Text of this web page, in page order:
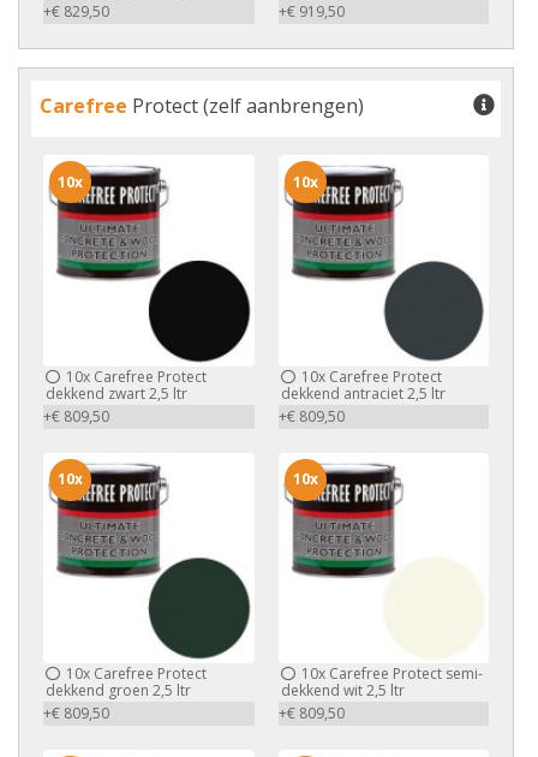
+€ 829,50
+€ 919,50
Carefree Protect (zelf aanbrengen)
10x Carefree Protect
dekkend zwart 2,5 ltr
+€ 809,50
10x
10xCarefree Protect
dekkend antraciet 2,5 ltr
+€ 809,50
10x
10x Carefree Protect
dekkend groen 2,5 ltr
+€ 809,50
10x
10xCarefree Protect semi-
dekkend wit 2,5 ltr
+€ 809,50
10x